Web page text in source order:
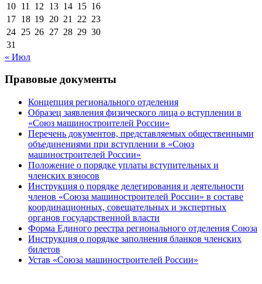
10 11 12 13 14 15 16
17 18 19 20 21 22 23
24 25 26 27 28 29 30
31
« Июл
Правовые документы
Концепция регионального отделения
Образец заявления физического лица о вступлении в
«Союз машиностроителей России»
Перечень документов, представляемых общественными
объединениями при вступлении в «Союз
машиностроителей России»
Положение о порядке уплаты вступительных и
членских взносов
Инструкция о порядке делегирования и деятельности
членов «Союза машиностроителей России» в составе
координационных, совещательных и экспертных
органов государственной власти
Форма Единого реестра регионального отделения Союза
Инструкция о порядке заполнения бланков членских
билетов
Устав «Союза машиностроителей России»